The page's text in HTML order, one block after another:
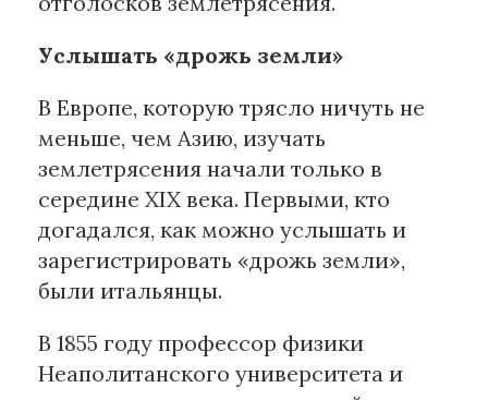
Услышать «дрожь земли»
В Европе, которую трясло ничуть не
меньше, чем Азию, изучать
землетрясения начали только в
середине XIX века. Первыми, кто
догадался, как можно услышать и
зарегистрировать «дрожь земли»,
были итальянцы.
В 1855 году профессор физики
Неаполитанского университета и